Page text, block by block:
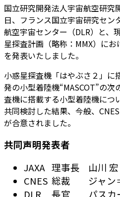
国立研究開発法人宇宙航空研究
日、フランス国立宇宙研究セン
航空宇宙センター（DLR）と、
星探査計画（略称：MMX）に
を発表いたしました。
小惑星探査機「はやぶさ２」に
発の小型着陸機“MASCOT”の次
査機に搭載する小型着陸機につ
共同検討した結果、今般、
が合意されました。
共同声明発表者
JAXA 理事長
山川 宏
CNES 総裁
ジャン
DLR
長官 パスカ